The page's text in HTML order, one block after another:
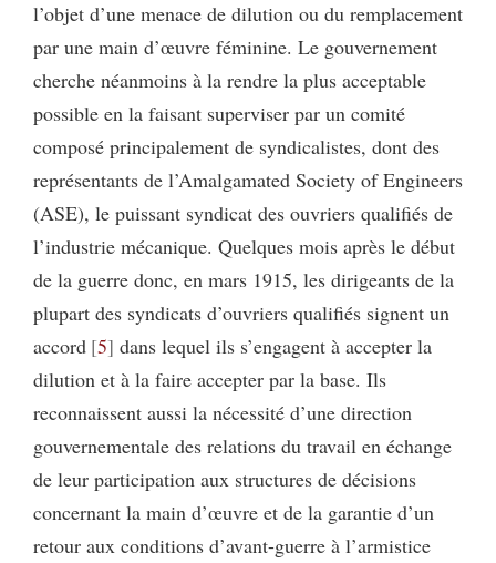
l’objet d’une menace de dilution ou du remplacement
par une main d’œuvre féminine. Le gouvernement
cherche néanmoins à la rendre la plus acceptable
possible en la faisant superviser par un comité
composé principalement de syndicalistes, dont des
représentants de l’Amalgamated Society of Engineers
(ASE), le puissant syndicat des ouvriers qualifiés de
l’industrie mécanique. Quelques mois après le début
de la guerre donc, en mars 1915, les dirigeants de la
plupart des syndicats d’ouvriers qualifiés signent un
accord 5 dans lequel ils s’engagent à accepter la
dilution et à la faire accepter par la base. Ils
reconnaissent aussi la nécessité d’une direction
gouvernementale des relations du travail en échange
de leur participation aux structures de décisions
concernant la main d’œuvre et de la garantie d’un
retour aux conditions d’avant-guerre à l’armistice